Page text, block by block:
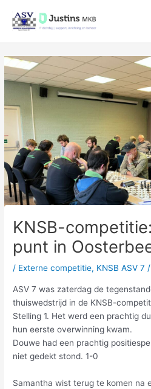
naar
inhoud
KNSB-
punt in
/ Externe competitie, KNSB ASV 7
ASV 7 was zaterdag de
thuiswedstrijd in de KNSB-
Stelling 1. Het werd een prachtig
hun eerste overwinning kwam.
Douwe had een prachtig
niet gedekt stond. 1-0
Samantha wist terug te komen na
Bericht
navigatie